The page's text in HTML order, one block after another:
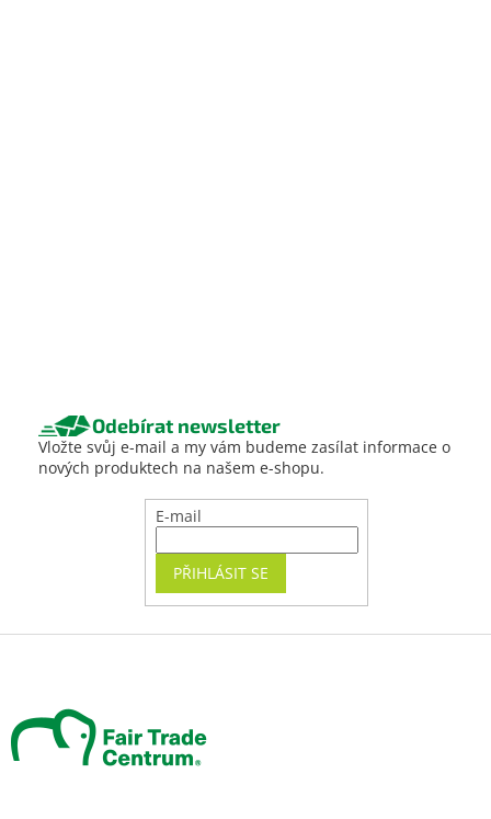
Odebírat newsletter
Vložte svůj e-mail a my vám budeme zasílat informace o
nových produktech na našem e-shopu.
E-mail
PŘIHLÁSIT SE